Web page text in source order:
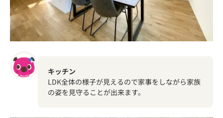
キッチン
LDK全体の様子が見えるので家事をしながら家族
の姿を見守ることが出来ます。